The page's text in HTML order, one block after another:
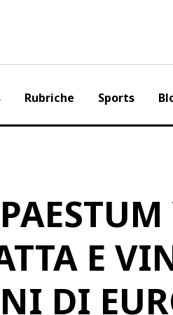
Rubriche Sports
E
DI